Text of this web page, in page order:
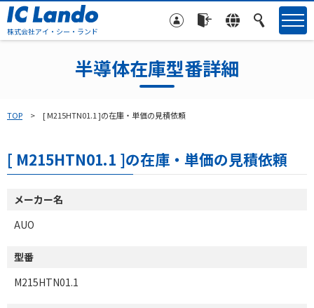
株式会社アイ・シー・ランド
半導体在庫型番詳細
TOP [ M215HTN01.1 ]の在庫・単価の見積依頼
[ M215HTN01.1 ]の在庫・単価の見積依頼
メーカー名
AUO
型番
M215HTN01.1